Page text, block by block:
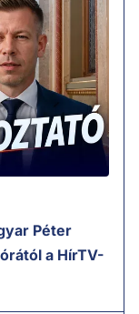
Péter
a HírTV-